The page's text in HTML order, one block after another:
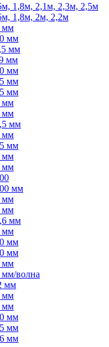
1,8м, 2,1м, 2,3м, 2,5м
1,8м, 2м, 2,2м
мм
мм
мм
мм
мм
мм
мм
мм
мм
мм
мм
мм
мм
мм
мм
мм
мм
мм
мм
мм
мм
мм
волна
мм
мм
мм
мм
мм
мм